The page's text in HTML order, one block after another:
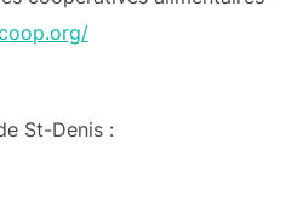
St-Denis :